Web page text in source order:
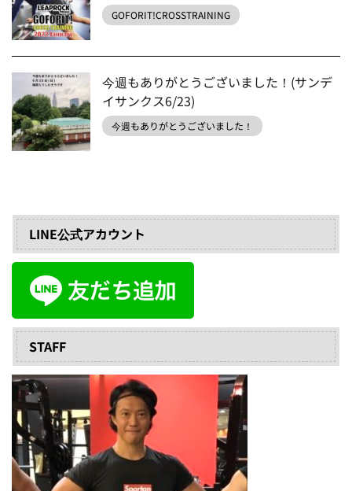
GOFORIT!CROSSTRAINING
今週もありがとうございました！(サンデ
イサンクス6/23)
今週もありがとうございました！
LINE公式アカウント
STAFF